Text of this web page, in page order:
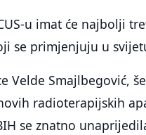
u imat će najbolji
se primjenjuju u
Velde Smajlbegović,
radioterapijskih
se znatno